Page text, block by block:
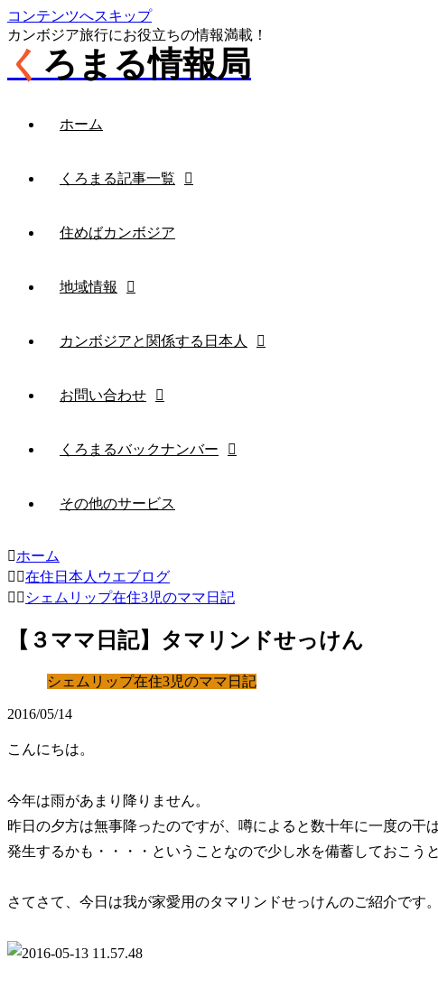
コンテンツへスキップ
カンボジア旅行にお役立ちの情報満載！
くろまる情報局
ホーム
くろまる記事一覧
住めばカンボジア
地域情報
カンボジアと関係する日本人
お問い合わせ
くろまるバックナンバー
その他のサービス
ホーム
在住日本人ウエブログ
シェムリップ在住3児のママ日記
【３ママ日記】タマリンドせっけん
シェムリップ在住3児のママ日記
2016/05/14
こんにちは。
今年は雨があまり降りません。
昨日の夕方は無事降ったのですが、噂によると数十年に一度の干
発生するかも・・・・ということなので少し水を備蓄しておこう
さてさて、今日は我が家愛用のタマリンドせっけんのご紹介です。